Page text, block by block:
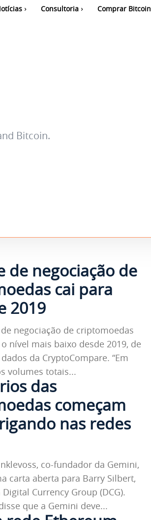
Consultoria Comprar Bitcoin
Bitcoin.
de negociação de
cai para
2019
negociação de criptomoedas
nível mais baixo desde 2019, de
da CryptoCompare. “Em
volumes totais...
das
começam
nas redes
co-fundador da Gemini,
carta aberta para Barry Silbert,
Currency Group (DCG).
que a Gemini deve...